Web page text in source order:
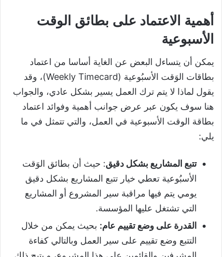
أهمية الاعتماد على بطائق الوقت
الأسبوعية
يمكن أن يتساءل البعض عن الغاية أساسا من اعتماد
بطاقات الوَقت الأسبُوعية (Weekly Timecard)، وقد
يقول لماذا لا يتم ترك العمل يسير بشكل عادي، والجواب
هنا سوف يكون عبر عرض جوانب أهمية وفوائد اعتماد
بطاقة الوقت الأسبوعية في العمل، والتي تتمثل في ما
يلي:
تتبع المشاريع بشكل دقيق: حيث أن بطائق الوَقت
الأسبُوعية تعطي خيار تتبع المشاريع بشكل دقيق
يومي يتم فيها مراقبة سير المشروع أو المشاريع
التي تشتغل عليها المؤسسة.
القدرة على وضع تقييم عام: بحيث يمكن من خلال
التتبع وضع تقييم على سير العمل وبالتالي كفاءة